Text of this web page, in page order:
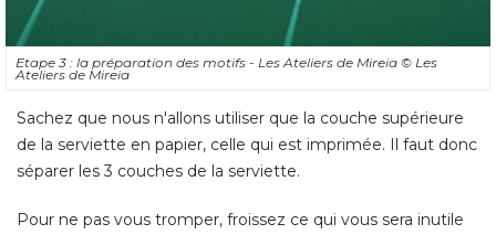
Etape 3 : la préparation des motifs - Les Ateliers de Mireia © Les
Ateliers de Mireia
Sachez que nous n'allons utiliser que la couche supérieure
de la serviette en papier, celle qui est imprimée. Il faut donc
séparer les 3 couches de la serviette.
Pour ne pas vous tromper, froissez ce qui vous sera inutile